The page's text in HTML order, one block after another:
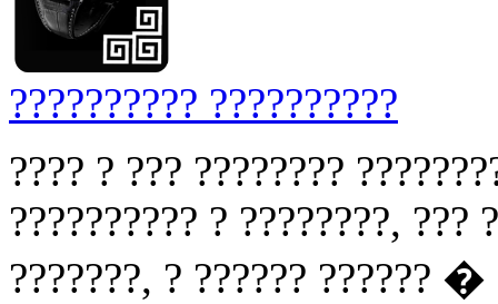
?????????? ??????????
???? ? ??? ????????
?????????? ? ????????, ???
???????, ? ?????? ??????